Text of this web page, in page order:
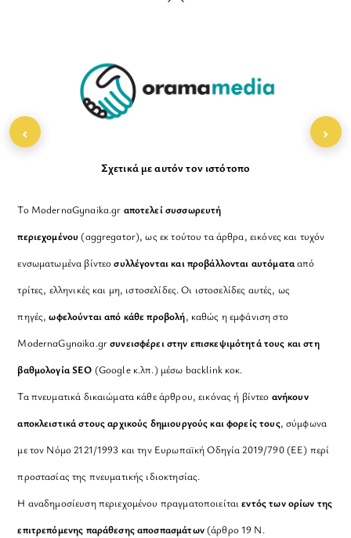
Σχετικά με αυτόν τον ιστότοπο
Το ModernaGynaika.gr αποτελεί συσσωρευτή
περιεχομένου (aggregator), ως εκ τούτου τα άρθρα, εικόνες και τυχόν
ενσωματωμένα βίντεοσυλλέγονται και προβάλλονται αυτόματααπό
τρίτες, ελληνικές και μη, ιστοσελίδες. Οι ιστοσελίδες αυτές, ως
πηγές,ωφελούνται από κάθε προβολή, καθώς η εμφάνιση στο
ModernaGynaika.grσυνεισφέρει στην επισκεψιμότητά τους και στη
βαθμολογία SEO (Google κ.λπ.) μέσω backlink κοκ.
Τα πνευματικά δικαιώματα κάθε άρθρου, εικόνας ή βίντεο ανήκουν
αποκλειστικά στους αρχικούς δημιουργούς και φορείς τους, σύμφωνα
με τον Νόμο 2121/1993 και την Ευρωπαϊκή Οδηγία 2019/790 (ΕΕ) περί
προστασίας της πνευματικής ιδιοκτησίας.
Η αναδημοσίευση περιεχομένου πραγματοποιείταιεντός των ορίων της
επιτρεπόμενης παράθεσης αποσπασμάτων(άρθρο 19 Ν.
‹ ›